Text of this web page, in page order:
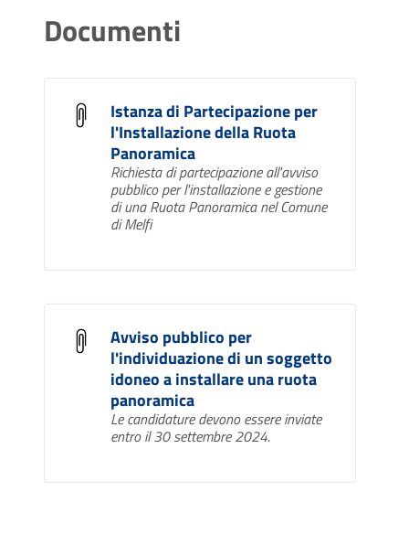
Documenti
Istanza di Partecipazione per
l'Installazione della Ruota
Panoramica
Richiesta di partecipazione all'avviso
pubblico per l'installazione e gestione
di una Ruota Panoramica nel Comune
di Melfi
Avviso pubblico per
l'individuazione di un soggetto
idoneo a installare una ruota
panoramica
Le candidature devono essere inviate
entro il 30 settembre 2024.